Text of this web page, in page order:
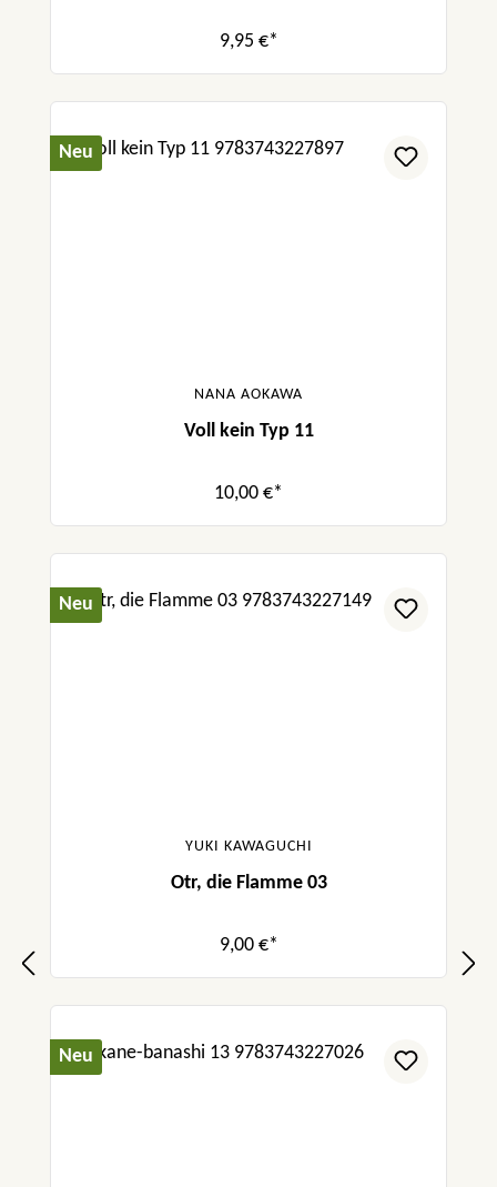
9,95 €*
Neu
NANA AOKAWA
Voll kein Typ 11
10,00 €*
Neu
YUKI KAWAGUCHI
Otr, die Flamme 03
9,00 €*
Neu